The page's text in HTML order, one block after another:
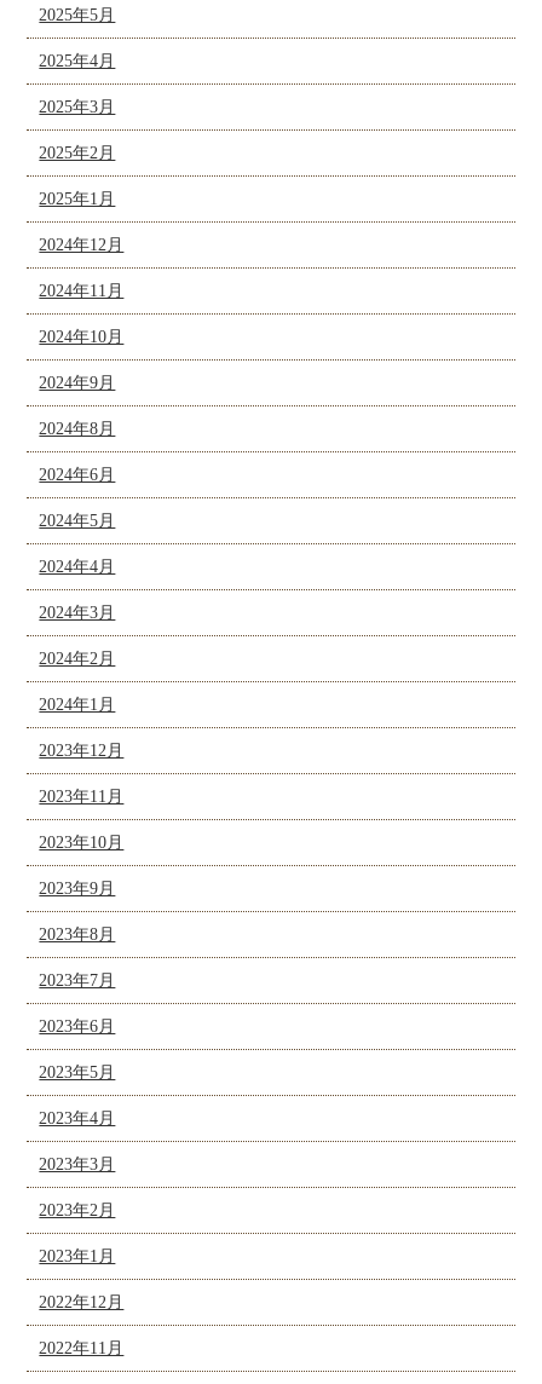
2025年5月
2025年4月
2025年3月
2025年2月
2025年1月
2024年12月
2024年11月
2024年10月
2024年9月
2024年8月
2024年6月
2024年5月
2024年4月
2024年3月
2024年2月
2024年1月
2023年12月
2023年11月
2023年10月
2023年9月
2023年8月
2023年7月
2023年6月
2023年5月
2023年4月
2023年3月
2023年2月
2023年1月
2022年12月
2022年11月